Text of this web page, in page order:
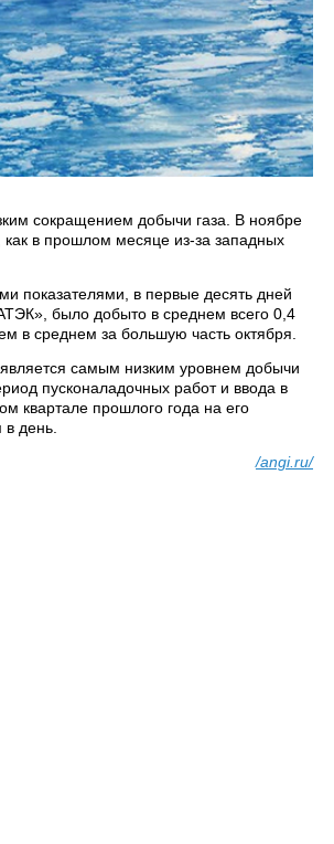
сокращением добычи газа. В ноябре
как в прошлом месяце из-за западных
показателями, в первые десять дней
было добыто в среднем всего 0,4
в среднем за большую часть октября.
самым низким уровнем добычи
пусконаладочных работ и ввода в
квартале прошлого года на его
день.
/angi.ru/